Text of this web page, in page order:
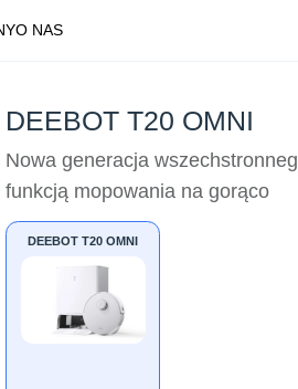
O NAS
DEEBOT T20 OMNI
Nowa generacja
funkcją mopowania na gorąco
DEEBOT T20 OMNI